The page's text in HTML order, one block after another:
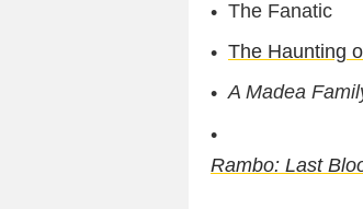
The Fanatic
The Haunting
A Madea
Rambo: Last